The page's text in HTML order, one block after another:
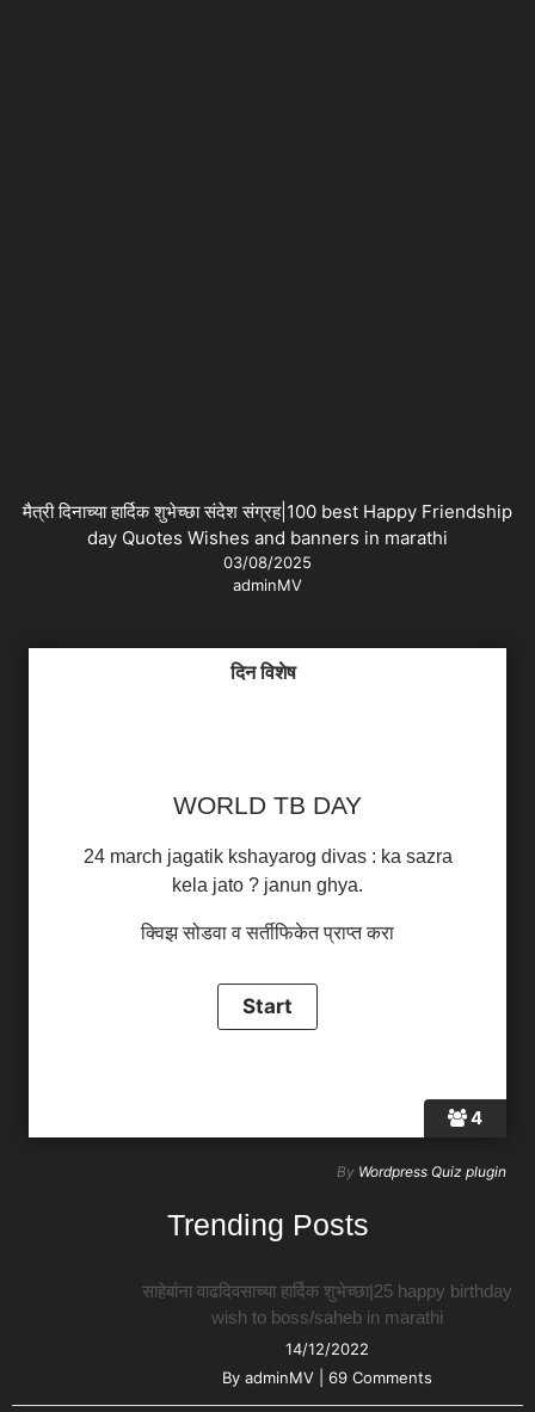
मैत्री दिनाच्या हार्दिक शुभेच्छा संदेश संग्रह|100 best Happy Friendship
day Quotes Wishes and banners in marathi
03/08/2025
adminMV
4
दिन विशेष
WORLD TB DAY
24 march jagatik kshayarog divas : ka sazra
kela jato ? janun ghya.
क्विझ सोडवा व सर्तीफिकेत प्राप्त करा
By Wordpress Quiz plugin
Trending Posts
साहेबांना वाढदिवसाच्या हार्दिक शुभेच्छा|25 happy birthday
wish to boss/saheb in marathi
14/12/2022
By adminMV 69 Comments